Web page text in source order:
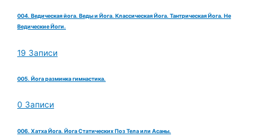
004. Ведическая йога. Веды и Йога. Классическая Йога. Тантрическая Йога. Не
Ведические Йоги.
19 Записи
005. Йога разминка гимнастика.
0 Записи
006. Хатха Йога. Йога Статических Поз Тела или Асаны.